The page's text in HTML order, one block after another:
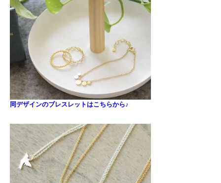
同デザインのブレスレットはこちらから♪